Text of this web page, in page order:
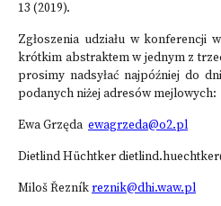
13 (2019).
Zgłoszenia udziału w konferencji
krótkim abstraktem w jednym z
prosimy nadsyłać najpóźniej do
podanych niżej adresów mejlowych:
Ewa Grzęda ewagrzeda@o2.pl
Dietlind Hüchtker
Miloš Řezníkreznik@dhi.waw.pl